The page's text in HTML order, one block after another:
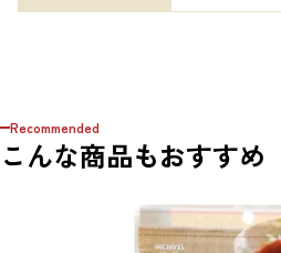
Recommended
こんな商品もおすすめ